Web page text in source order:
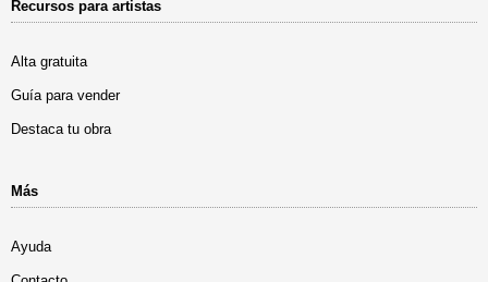
Recursos para artistas
Alta gratuita
Guía para vender
Destaca tu obra
Más
Ayuda